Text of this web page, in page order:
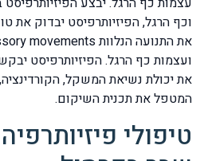
וכף הרגל, הפיזיותרפיסט יבדוק את
ועצמות כף הרגל. הפיזיותרפיסט
את יכולת נשיאת המשקל,
המטפל את תכנית השיקום.
טיפולי